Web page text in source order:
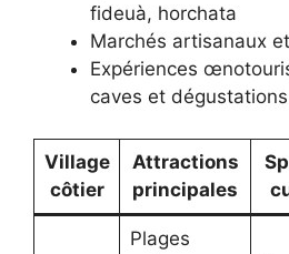
fideuà, horchata
Marchés artisanaux
Expériences
caves et dégustations
Village
côtier
Attractions
principales
Plages